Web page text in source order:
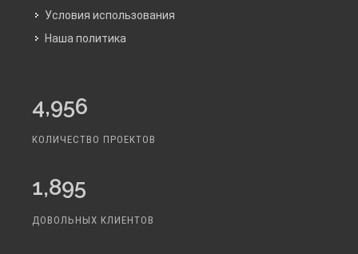
Условия использования
Наша политика
4,956
КОЛИЧЕСТВО ПРОЕКТОВ
1,895
ДОВОЛЬНЫХ КЛИЕНТОВ